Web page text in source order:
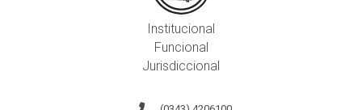
Institucional
Funcional
Jurisdiccional